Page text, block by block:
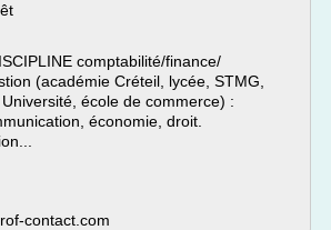
comptabilité/finance/
(académie Créteil, lycée, STMG,
école de commerce) :
économie, droit.
contact.com